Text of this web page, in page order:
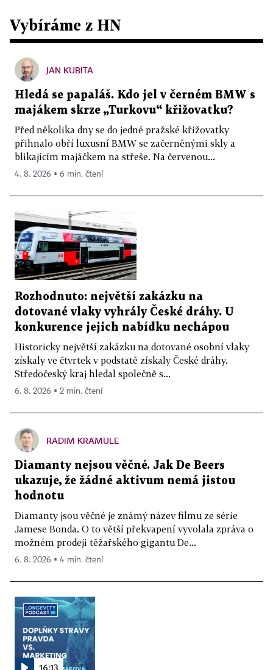
Vybíráme z HN
JAN KUBITA
Hledá se papaláš. Kdo jel v černém BMW s
majákem skrze „Turkovu“ křižovatku?
Před několika dny se do jedné pražské křižovatky
přihnalo obří luxusní BMW se začerněnými skly a
blikajícím majáčkem na střeše. Na červenou...
4. 8. 2026 ▪ 6 min. čtení
Rozhodnuto: největší zakázku na
dotované vlaky vyhrály České dráhy. U
konkurence jejich nabídku nechápou
Historicky největší zakázku na dotované osobní vlaky
získaly ve čtvrtek v podstatě získaly České dráhy.
Středočeský kraj hledal společně s...
6. 8. 2026 ▪ 2 min. čtení
RADIM KRAMULE
Diamanty nejsou věčné. Jak De Beers
ukazuje, že žádné aktivum nemá jistou
hodnotu
Diamanty jsou věčné je známý název filmu ze série
Jamese Bonda. O to větší překvapení vyvolala zpráva o
možném prodeji těžařského gigantu De...
6. 8. 2026 ▪ 4 min. čtení
16:13